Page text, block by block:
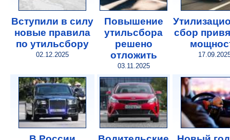
Вступили в силу
новые правила
по утильсбору
02.12.2025
Повышение
утильсбора
решено
отложить
03.11.2025
сбор